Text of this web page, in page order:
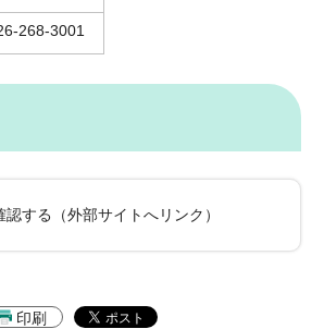
268-3001
認する（外部サイトへリンク）
印刷